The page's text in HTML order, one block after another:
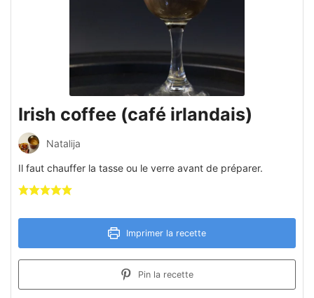
Irish coffee (café irlandais)
Natalija
Il faut chauffer la tasse ou le verre avant de préparer.
Imprimer la recette
Pin la recette